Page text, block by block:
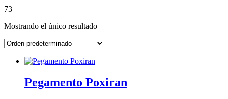
73
Mostrando el único resultado
Pegamento Poxiran